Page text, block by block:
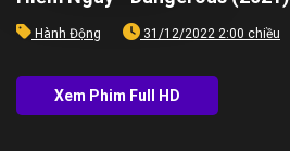
Hành Động 31/12/2022 2:00 chiều